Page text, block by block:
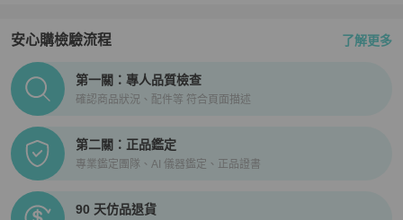
安心購檢驗流程 了解更多
PopChill拍拍圈正品驗證、安心購檢驗流程介紹
第一關：專人品質檢查
確認商品狀況、配件等 符合頁面描述
第二關：正品鑑定
專業鑑定團隊、AI 儀器鑑定、正品證書
90 天仿品退貨